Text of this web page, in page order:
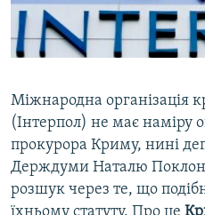
ВІДЕОУРОКИ «ELIFBE»
СВІДЧЕННЯ ОКУПАЦІЇ
ІНФОГРАФІКА
Русский
Qırımtatar
ДОЛУЧАЙСЯ!
Усі сайти RFE/RL
Міжнародна організація
(Інтерпол) не має наміру
прокурора Криму, нині
Держдуми Наталю
розшук через те, що